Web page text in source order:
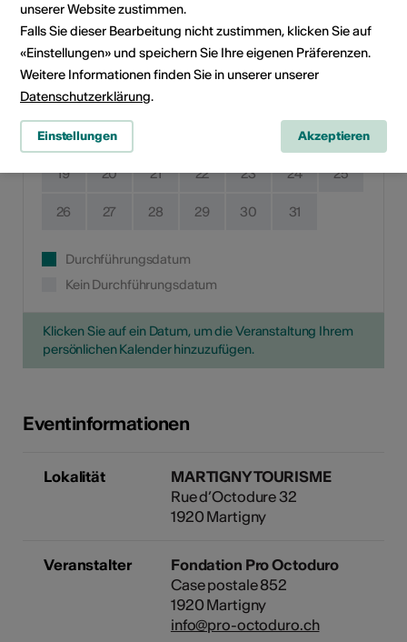
Mo Di
1 2 3 4
5 6 7
12 13 17 18
19 20 21 22 23 24 25
26 27 28 29 30 31
Durchführungsdatum
Kein Durchführungsdatum
Klicken Sie auf ein Datum, um die Veranstaltung Ihrem
persönlichen Kalender hinzuzufügen.
Eventinformationen
Lokalität
MARTIGNY TOURISME
Rue d’Octodure 32
1920 Martigny
Veranstalter
Fondation Pro Octoduro
Case postale 852
1920 Martigny
info@pro-octoduro.ch
unserer Website zustimmen.
Falls Sie dieser Bearbeitung nicht zustimmen, klicken Sie auf
«Einstellungen» und speichern Sie Ihre eigenen Präferenzen.
Weitere Informationen finden Sie in unserer unserer
Datenschutzerklärung.
Einstellungen Akzeptieren